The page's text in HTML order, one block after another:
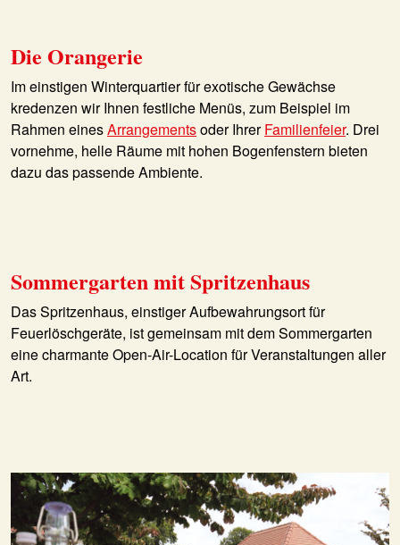
Die Orangerie
Im einstigen Winterquartier für exotische Gewächse
kredenzen wir Ihnen festliche Menüs, zum Beispiel im
Rahmen einesArrangementsoder IhrerFamilienfeier. Drei
vornehme, helle Räume mit hohen Bogenfenstern bieten
dazu das passende Ambiente.
Sommergarten mit Spritzenhaus
Das Spritzenhaus, einstiger Aufbewahrungsort für
Feuerlöschgeräte, ist gemeinsam mit dem Sommergarten
eine charmante Open-Air-Location für Veranstaltungen aller
Art.